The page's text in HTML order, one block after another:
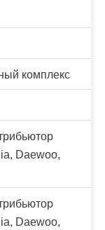
комплекс
Daewoo,
Daewoo,